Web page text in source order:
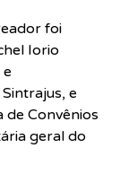
foi
Iorio
e
de Convênios
geral do